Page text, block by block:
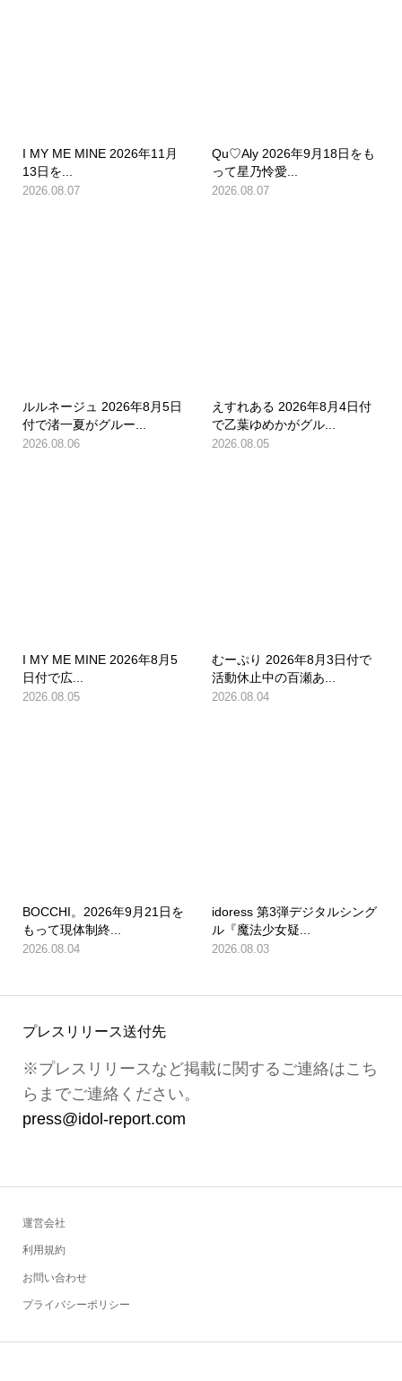
I MY ME MINE 2026年11月
13日を...
2026.08.07
Qu♡Aly 2026年9月18日をも
って星乃怜愛...
2026.08.07
ルルネージュ 2026年8月5日
付で渚一夏がグルー...
2026.08.06
えすれある 2026年8月4日付
で乙葉ゆめかがグル...
2026.08.05
I MY ME MINE 2026年8月5
日付で広...
2026.08.05
むーぷり 2026年8月3日付で
活動休止中の百瀬あ...
2026.08.04
BOCCHI。2026年9月21日を
もって現体制終...
2026.08.04
idoress 第3弾デジタルシング
ル『魔法少女疑...
2026.08.03
プレスリリース送付先
※プレスリリースなど掲載に関するご連絡はこち
らまでご連絡ください。
press@idol-report.com
運営会社
利用規約
お問い合わせ
プライバシーポリシー